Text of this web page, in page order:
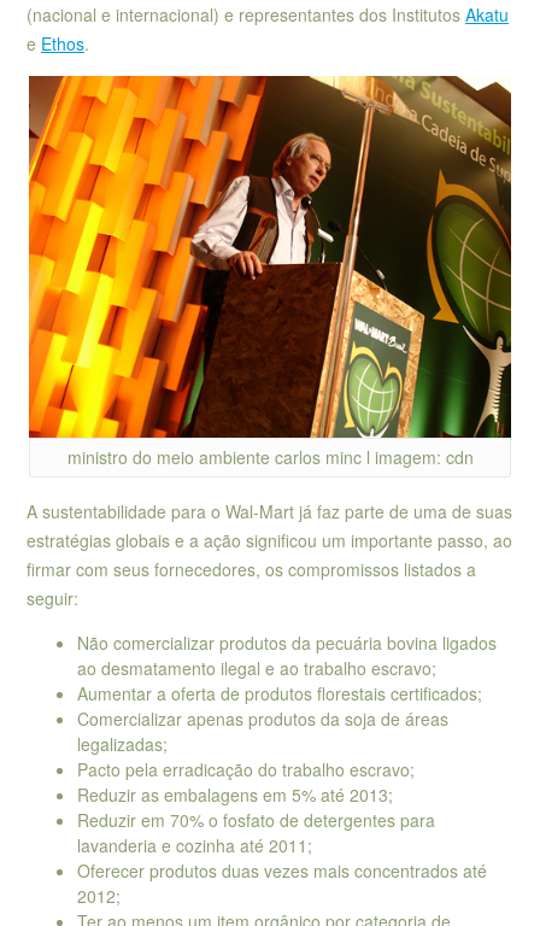
(nacional e internacional) e representantes dos Institutos Akatu
e Ethos.
ministro do meio ambiente carlos minc l imagem: cdn
A sustentabilidade para o Wal-Mart já faz parte de uma de suas
estratégias globais e a ação significou um importante passo, ao
firmar com seus fornecedores, os compromissos listados a
seguir:
Não comercializar produtos da pecuária bovina ligados
ao desmatamento ilegal e ao trabalho escravo;
Aumentar a oferta de produtos florestais certificados;
Comercializar apenas produtos da soja de áreas
legalizadas;
Pacto pela erradicação do trabalho escravo;
Reduzir as embalagens em 5% até 2013;
Reduzir em 70% o fosfato de detergentes para
lavanderia e cozinha até 2011;
Oferecer produtos duas vezes mais concentrados até
2012;
Ter ao menos um item orgânico por categoria de